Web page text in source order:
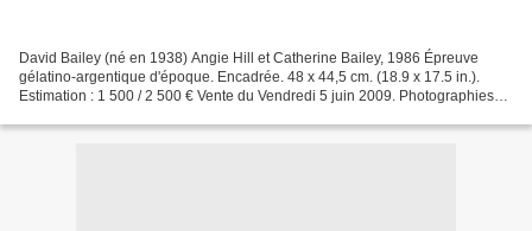
David Bailey (né en 1938) Angie Hill et Catherine Bailey, 1986 Épreuve
gélatino-argentique d'époque. Encadrée. 48 x 44,5 cm. (18.9 x 17.5 in.).
Estimation : 1 500 / 2 500 € Vente du Vendredi 5 juin 2009. Photographies